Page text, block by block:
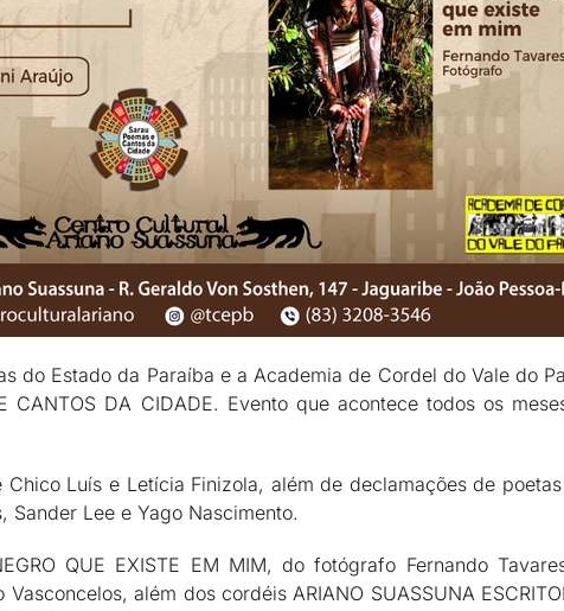
do Estado da Paraíba e a Academia de Cordel do Vale do
DA CIDADE. Evento que acontece todos os
Luís e Letícia Finizola, além de declamações de
Sander Lee e Yago Nascimento.
QUE EXISTE EM MIM, do fotógrafo Fernando
além dos cordéis ARIANO SUASSUNA